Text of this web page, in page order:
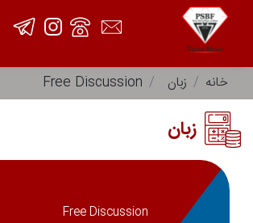
خانه زبان Free Discussion
زبان
Free Discussion